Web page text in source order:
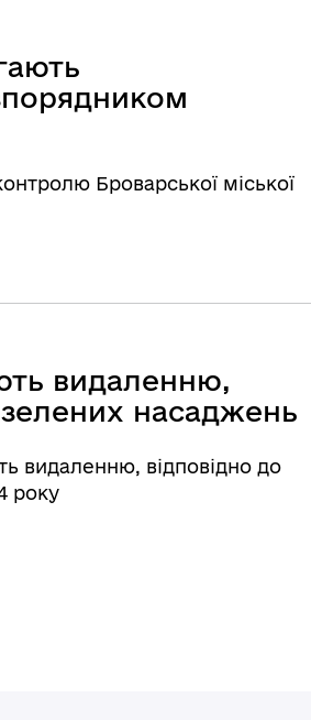
Броварської міської
видаленню,
насаджень
видаленню, відповідно до
року